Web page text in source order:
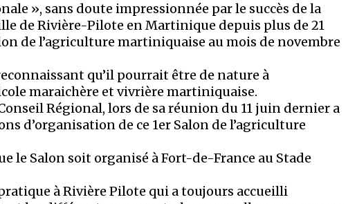
», sans doute impressionnée par le succès de la
de Rivière-Pilote en Martinique depuis plus de 21
de l’agriculture martiniquaise au mois de novembre
qu’il pourrait être de nature à
maraichère et vivrière martiniquaise.
Régional, lors de sa réunion du 11 juin dernier a
d’organisation de ce 1er Salon de l’agriculture
le Salon soit organisé à Fort-de-France au Stade
à Rivière Pilote qui a toujours accueilli